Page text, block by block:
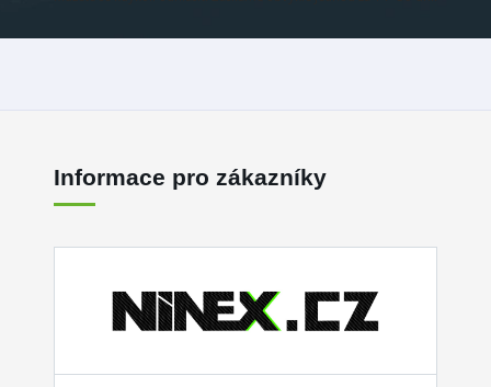
Informace pro zákazníky